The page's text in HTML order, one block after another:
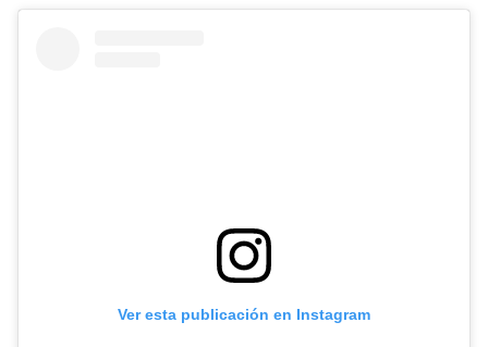
Ver esta publicación en Instagram